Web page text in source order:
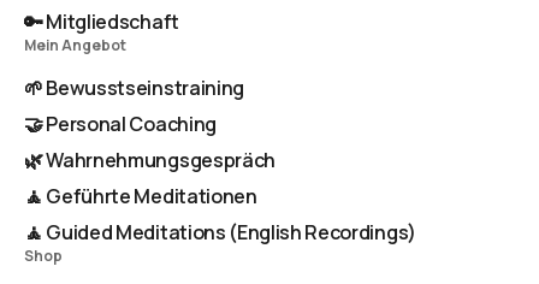
🔑 Mitgliedschaft
Mein Angebot
🌱 Bewusstseinstraining
🤝 Personal Coaching
🌿 Wahrnehmungsgespräch
🧘 Geführte Meditationen
🧘 Guided Meditations (English Recordings)
Shop